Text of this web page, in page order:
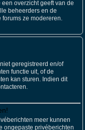
overzicht geeft van de
beheerders en de
ze modereren.
geregistreerd en/of
functie uit, of de
kan sturen. Indien dit
meer kunnen
ongepaste privéberichten